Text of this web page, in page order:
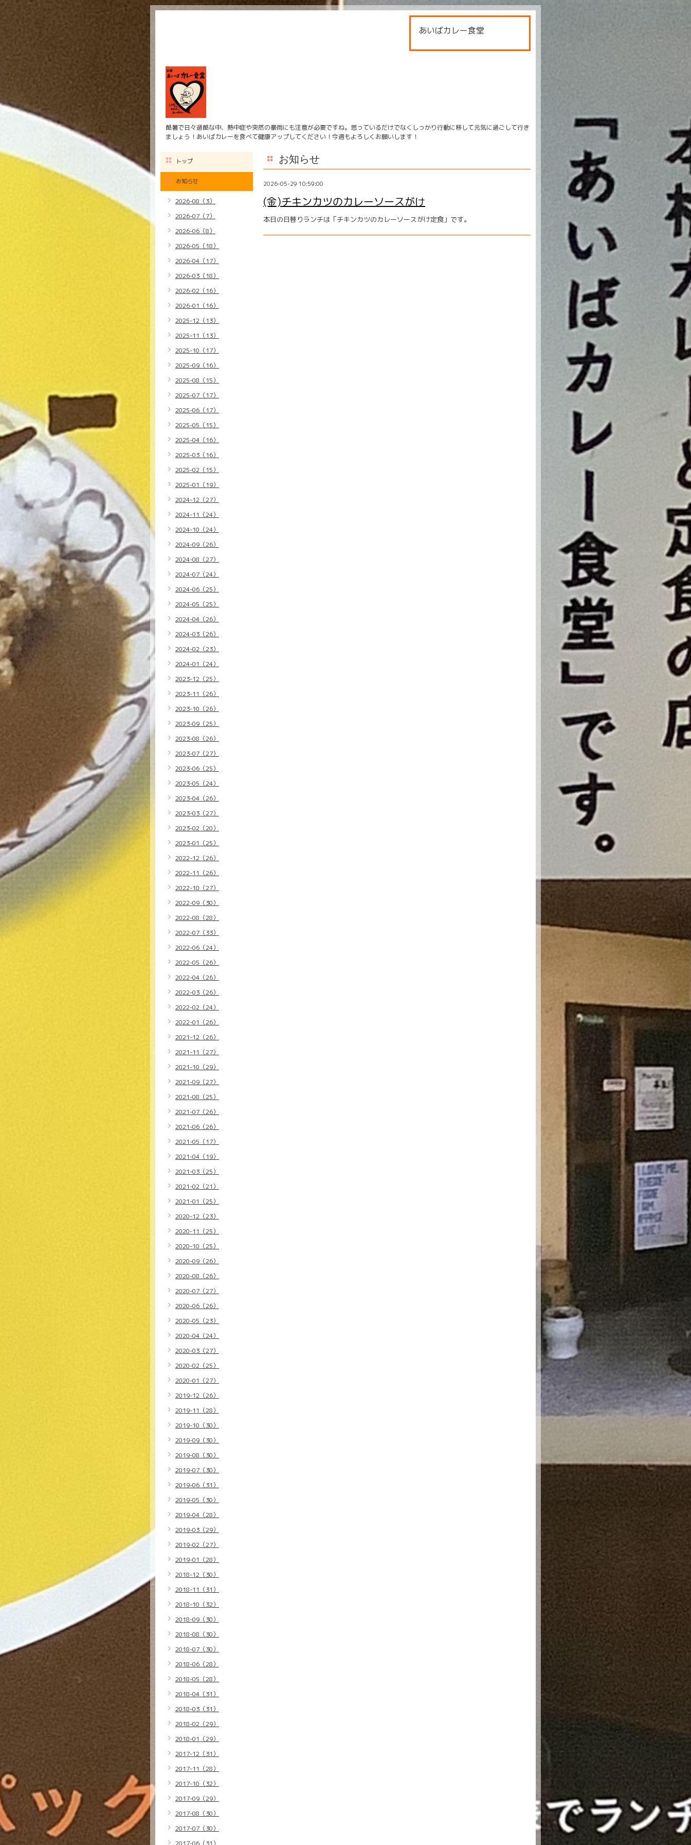
あいばカレー食堂
酷暑で日々過酷な中、熱中症や突然の豪雨にも注意が必要ですね。思っているだけでなくしっかり行動に移して元気に過ごして行き
ましょう！あいばカレーを食べて健康アップしてください！今週もよろしくお願いします！
お知らせ
2026-05-29 10:59:00
(金)チキンカツのカレーソースがけ
本日の日替りランチは「チキンカツのカレーソースがけ定食」です。
トップ
お知らせ
2026-08（3）
2026-07（7）
2026-06（8）
2026-05（18）
2026-04（17）
2026-03（18）
2026-02（16）
2026-01（16）
2025-12（13）
2025-11（13）
2025-10（17）
2025-09（16）
2025-08（15）
2025-07（17）
2025-06（17）
2025-05（15）
2025-04（16）
2025-03（16）
2025-02（15）
2025-01（19）
2024-12（27）
2024-11（24）
2024-10（24）
2024-09（26）
2024-08（27）
2024-07（24）
2024-06（25）
2024-05（25）
2024-04（26）
2024-03（26）
2024-02（23）
2024-01（24）
2023-12（25）
2023-11（26）
2023-10（26）
2023-09（25）
2023-08（26）
2023-07（27）
2023-06（25）
2023-05（24）
2023-04（26）
2023-03（27）
2023-02（20）
2023-01（25）
2022-12（26）
2022-11（26）
2022-10（27）
2022-09（30）
2022-08（28）
2022-07（33）
2022-06（24）
2022-05（26）
2022-04（26）
2022-03（26）
2022-02（24）
2022-01（26）
2021-12（26）
2021-11（27）
2021-10（29）
2021-09（27）
2021-08（25）
2021-07（26）
2021-06（26）
2021-05（17）
2021-04（19）
2021-03（25）
2021-02（21）
2021-01（25）
2020-12（23）
2020-11（25）
2020-10（25）
2020-09（26）
2020-08（26）
2020-07（27）
2020-06（26）
2020-05（23）
2020-04（24）
2020-03（27）
2020-02（25）
2020-01（27）
2019-12（26）
2019-11（28）
2019-10（30）
2019-09（30）
2019-08（30）
2019-07（30）
2019-06（31）
2019-05（30）
2019-04（28）
2019-03（29）
2019-02（27）
2019-01（28）
2018-12（30）
2018-11（31）
2018-10（32）
2018-09（30）
2018-08（30）
2018-07（30）
2018-06（28）
2018-05（28）
2018-04（31）
2018-03（31）
2018-02（29）
2018-01（29）
2017-12（31）
2017-11（28）
2017-10（32）
2017-09（29）
2017-08（30）
2017-07（30）
2017-06（31）